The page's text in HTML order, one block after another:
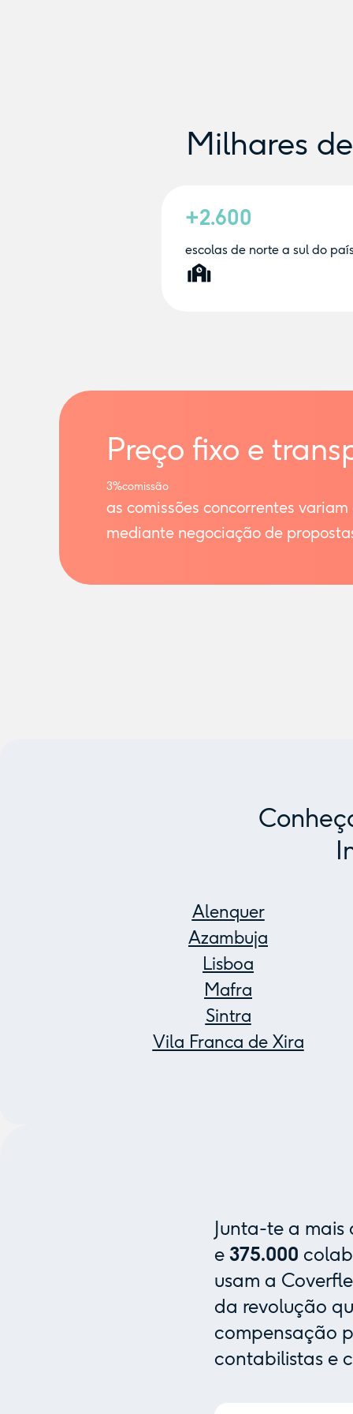
Milhares
+2.600
escolas de norte a sul do
Preço fixo e
3%comissão
as comissões concorrentes variam
mediante negociação de
Alenquer
Azambuja
Lisboa
Mafra
Sintra
Vila Franca de Xira
Junta-te a
e 375.000
usam a
da revolução
compensação
contabilistas e